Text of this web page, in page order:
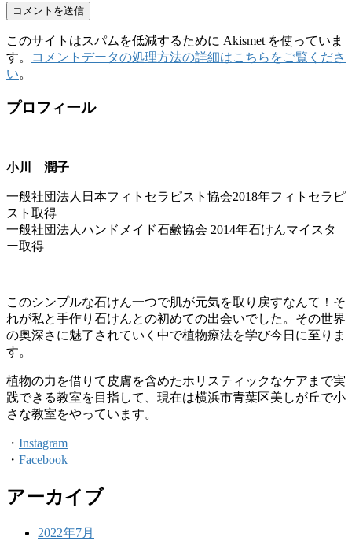
このサイトはスパムを低減するために Akismet を使っていま
す。
コメントデータの処理方法の詳細はこちらをご覧くださ
い。
プロフィール
小川 潤子
一般社団法人日本フィトセラピスト協会2018年フィトセラピ
スト取得
一般社団法人ハンドメイド石鹸協会 2014年石けんマイスタ
ー取得
このシンプルな石けん一つで肌が元気を取り戻すなんて！そ
れが私と手作り石けんとの初めての出会いでした。その世界
の奥深さに魅了されていく中で植物療法を学び今日に至りま
す。
植物の力を借りて皮膚を含めたホリスティックなケアまで実
践できる教室を目指して、現在は横浜市青葉区美しが丘で小
さな教室をやっています。
・ Instagram
・ Facebook
アーカイブ
2022年7月